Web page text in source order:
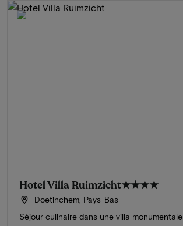
Hotel Villa Ruimzicht★★★★
Doetinchem, Pays-Bas
Séjour culinaire dans une villa monumentale